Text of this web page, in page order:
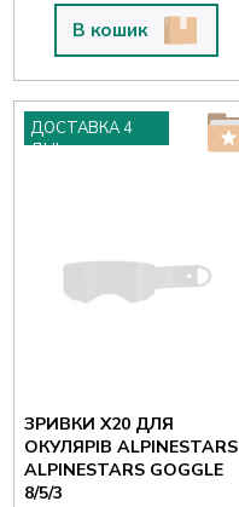
В кошик
ДОСТАВКА 4
ДНІ
ЗРИВКИ X20 ДЛЯ
ОКУЛЯРІВ ALPINESTARS
ALPINESTARS GOGGLE
8/5/3